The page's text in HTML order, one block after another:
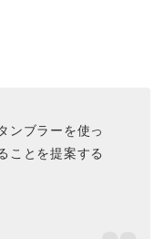
ンブラーを使っ
ことを提案する